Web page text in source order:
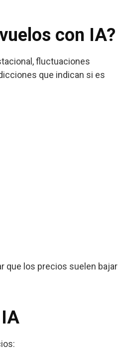
con IA?
fluctuaciones
que indican si es
que los precios suelen bajar